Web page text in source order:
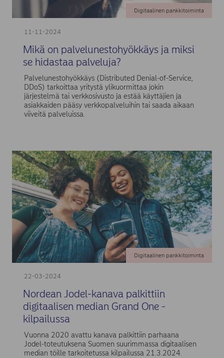
11-11-2024
Digitaalinen pankkitoiminta
Mikä on palvelunestohyökkäys ja miksi
se hidastaa palveluja?
Palvelunestohyökkäys (Distributed Denial-of-Service,
DDoS) tarkoittaa yritystä ylikuormittaa jokin
järjestelmä tai verkkosivusto ja estää käyttäjien ja
asiakkaiden pääsy verkkopalveluihin tai saada aikaan
viiveitä palveluissa.
22-03-2024
Digitaalinen pankkitoiminta
Nordean Jodel-kanava palkittiin
digitaalisen median Grand One -
kilpailussa
Vuonna 2020 avattu kanava palkittiin parhaana
Jodel-toteutuksena Suomen suurimmassa digitaalisen
median töille tarkoitetussa kilpailussa 21.3.2024.